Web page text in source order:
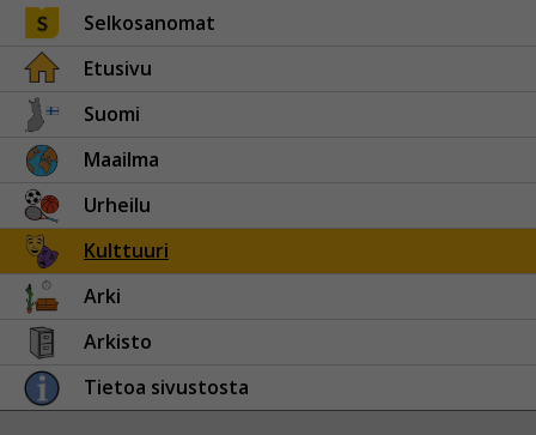
Selkosanomat
Etusivu
Suomi
Maailma
Urheilu
Kulttuuri
Arki
Arkisto
Tietoa sivustosta